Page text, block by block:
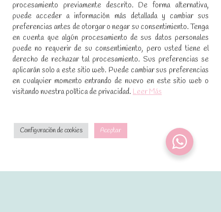
SÍGUENOS EN REDES SOCIALES
Encuéntranos en:
Facebook
page
opens
in
new
YouTube
page
opens
in
new
Instagram
page
opens
in
new
No te pierdas las promociones y novedades, suscríbete a
nuestra newsletter:
procesamiento previamente descrito. De forma alternativa,
puede acceder a información más detallada y cambiar sus
preferencias antes de otorgar o negar su consentimiento. Tenga
en cuenta que algún procesamiento de sus datos personales
puede no requerir de su consentimiento, pero usted tiene el
derecho de rechazar tal procesamiento. Sus preferencias se
aplicarán solo a este sitio web. Puede cambiar sus preferencias
en cualquier momento entrando de nuevo en este sitio web o
visitando nuestra política de privacidad. Leer Más
Configuración de cookies Aceptar